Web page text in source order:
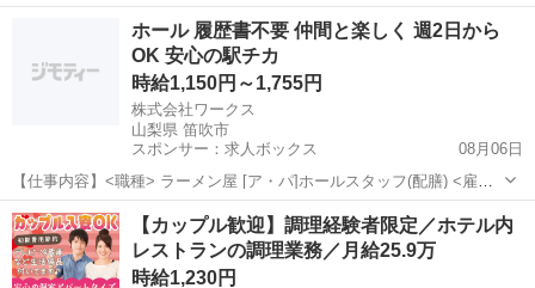
金/土/日 などから選べます [勤務地・最寄駅]： 山梨県笛吹市石和町広
瀬1195 ホテルルートインコート甲府石和 石和温泉駅徒...
キッチン
ホール 履歴書不要 仲間と楽しく 週2日から
OK 安心の駅チカ
時給1,150円～1,755円
株式会社ワークス
山梨県 笛吹市
スポンサー：求人ボックス
08月06日
【仕事内容】<職種> ラーメン屋 [ア・パ]ホールスタッフ(配膳) <雇用
形態> アルバイト・パート <給与> [ア・パ]時給1,150円～1,755円 交通
費:一部支給 社内規定に基づきお支払い致します。 1平日時給1150円
～...
アルバイト・パート
【カップル歓迎】調理経験者限定／ホテル内
レストランの調理業務／月給25.9万
時給1,230円